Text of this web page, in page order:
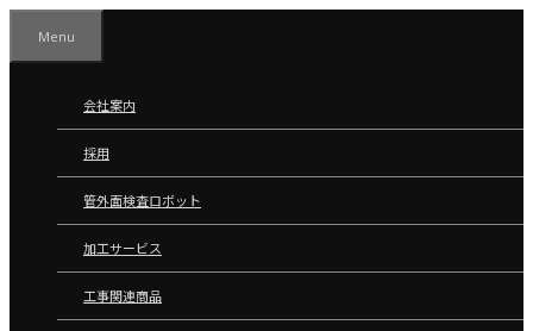
Menu
会社案内
採用
管外面検査ロボット
加工サービス
工事関連商品